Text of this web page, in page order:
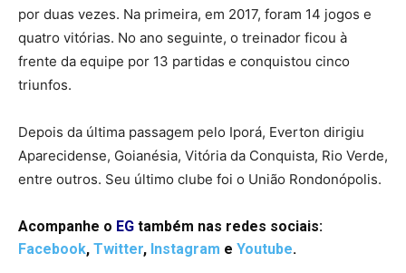
por duas vezes. Na primeira, em 2017, foram 14 jogos e
quatro vitórias. No ano seguinte, o treinador ficou à
frente da equipe por 13 partidas e conquistou cinco
triunfos.
Depois da última passagem pelo Iporá, Everton dirigiu
Aparecidense, Goianésia, Vitória da Conquista, Rio Verde,
entre outros. Seu último clube foi o União Rondonópolis.
Acompanhe o EG também nas redes sociais:
Facebook, Twitter, Instagram e Youtube.